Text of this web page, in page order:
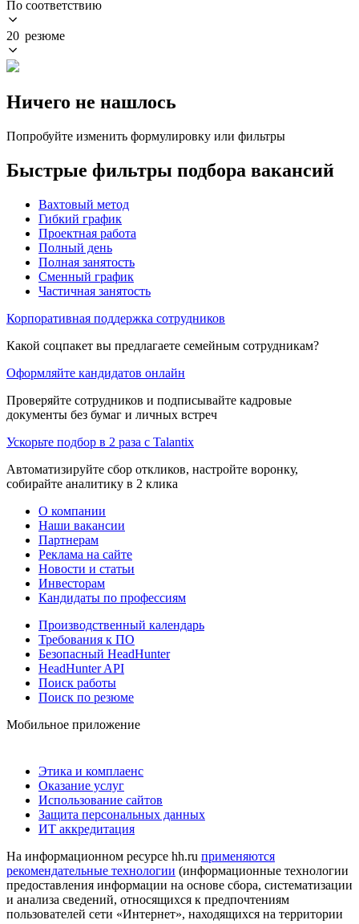
По соответствию
20 резюме
Ничего не нашлось
Попробуйте изменить формулировку или фильтры
Быстрые фильтры подбора вакансий
Вахтовый метод
Гибкий график
Проектная работа
Полный день
Полная занятость
Сменный график
Частичная занятость
Корпоративная поддержка сотрудников
Какой соцпакет вы предлагаете семейным сотрудникам?
Оформляйте кандидатов онлайн
Проверяйте сотрудников и подписывайте кадровые
документы без бумаг и личных встреч
Ускорьте подбор в 2 раза с Talantix
Автоматизируйте сбор откликов, настройте воронку,
собирайте аналитику в 2 клика
О компании
Наши вакансии
Партнерам
Реклама на сайте
Новости и статьи
Инвесторам
Кандидаты по профессиям
Производственный календарь
Требования к ПО
Безопасный HeadHunter
HeadHunter API
Поиск работы
Поиск по резюме
Мобильное приложение
Этика и комплаенс
Оказание услуг
Использование сайтов
Защита персональных данных
ИТ аккредитация
На информационном ресурсе hh.ru применяются
рекомендательные технологии (информационные технологии
предоставления информации на основе сбора, систематизации
и анализа сведений, относящихся к предпочтениям
пользователей сети «Интернет», находящихся на территории